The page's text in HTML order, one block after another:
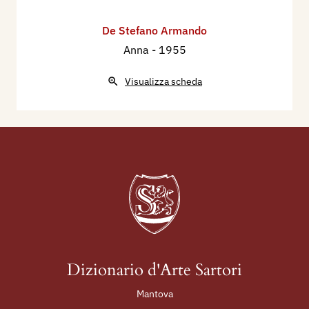
De Stefano Armando
Anna - 1955
Visualizza scheda
Dizionario d'Arte Sartori
Mantova